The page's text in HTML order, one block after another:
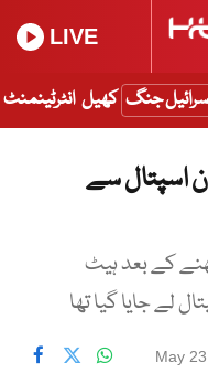
LIVE
جنگ کھیل انٹرٹینمنٹ
اسپتال سے
کے بعد ہیٹ
لے جایا گیا تھا
May